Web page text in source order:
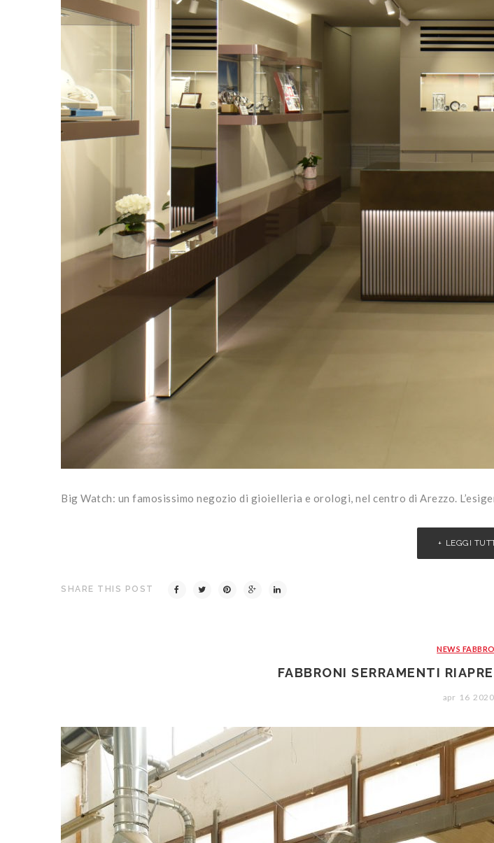
Big Watch: un famosissimo negozio di gioielleria e orologi, nel centro di Arezzo.
LEGGI
SHARE THIS POST
NEWS
FABBRONI SERRAMENTI
apr 16 2020